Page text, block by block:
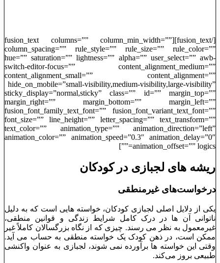
[/fusion_text][fusion_text columns=”” column_min_width=””
column_spacing=”” rule_style=”” rule_size=”” rule_color=””
hue=”” saturation=”” lightness=”” alpha=”” user_select=”” awb-
switch-editor-focus=”” content_alignment_medium=””
content_alignment_small=”” content_alignment=””
hide_on_mobile=”small-visibility,medium-visibility,large-visibility”
sticky_display=”normal,sticky” class=”” id=”” margin_top=””
margin_right=”” margin_bottom=”” margin_left=””
fusion_font_family_text_font=”” fusion_font_variant_text_font=””
font_size=”” line_height=”” letter_spacing=”” text_transform=””
text_color=”” animation_type=”” animation_direction=”left”
animation_color=”” animation_speed=”0.3″ animation_delay=”0″
animation_offset=”” logics=””]
ریشه ‌های لجبازی در کودکان
درخواست‌های غیرمنطقی
یکی از دلایل اصلی لجبازی کودکان، خواسته ‌هایی است که به دلیل
ناتوانی آن ‌ها در درک کامل شرایط زندگی و قوانین منطقی،
غیرمعمول به نظر می‌ رسند. چیزی که از نگاه بزرگسالان کاملاً غیر
ممکن است، در ذهن کودک یک خواسته منطقی به حساب می ‌آید.
وقتی این خواسته ‌ها برآورده نمی ‌شوند، لجبازی به عنوان واکنشی
طبیعی بروز می‌کند.